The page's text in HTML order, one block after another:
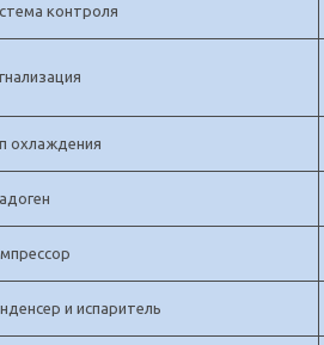
контроля
охлаждения
и испаритель